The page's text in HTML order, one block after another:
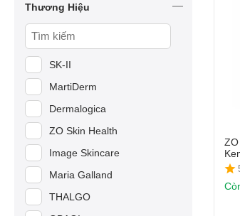
Thương Hiệu
SK-II
MartiDerm
Dermalogica
ZO Skin Health
Image Skincare
Maria Galland
THALGO